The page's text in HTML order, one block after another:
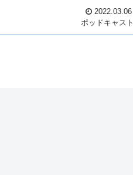
2022.03.06
ポッドキャスト